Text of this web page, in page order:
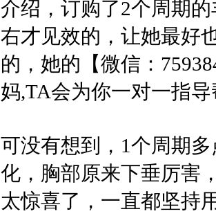
介绍，订购了2个周期
右才见效的，让她最好
的，她的【微信：
妈,TA会为你一对一指
可没有想到，1个周期
化，胸部原来下垂厉害
太惊喜了，一直都坚持